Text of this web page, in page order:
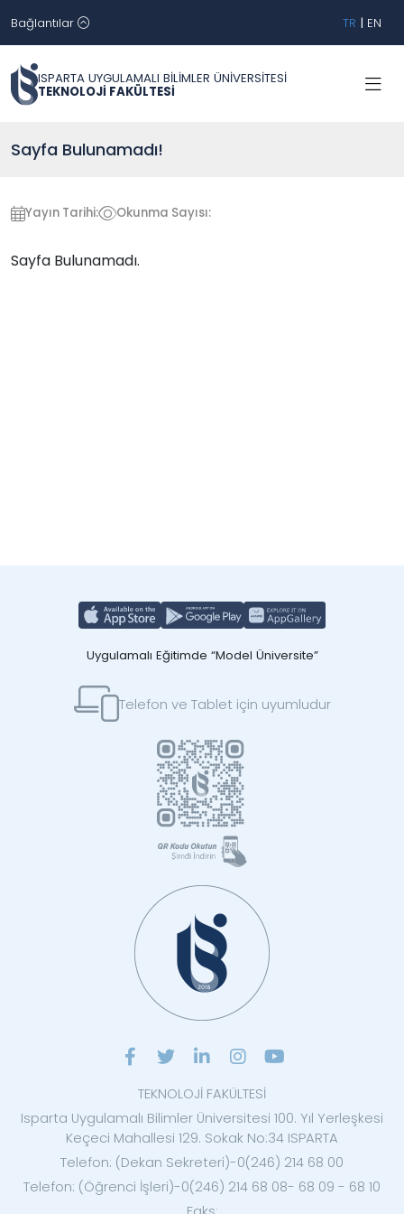
Bağlantılar TR | EN
ISPARTA UYGULAMALI BİLİMLER ÜNİVERSİTESİ
TEKNOLOJİ FAKÜLTESİ
Sayfa Bulunamadı!
Yayın Tarihi: Okunma Sayısı:
Sayfa Bulunamadı.
Uygulamalı Eğitimde “Model Üniversite”
Telefon ve Tablet için uyumludur
TEKNOLOJİ FAKÜLTESİ
Isparta Uygulamalı Bilimler Üniversitesi 100. Yıl Yerleşkesi
Keçeci Mahallesi 129. Sokak No:34 ISPARTA
Telefon: (Dekan Sekreteri)-0(246) 214 68 00
Telefon: (Öğrenci İşleri)-0(246) 214 68 08- 68 09 - 68 10